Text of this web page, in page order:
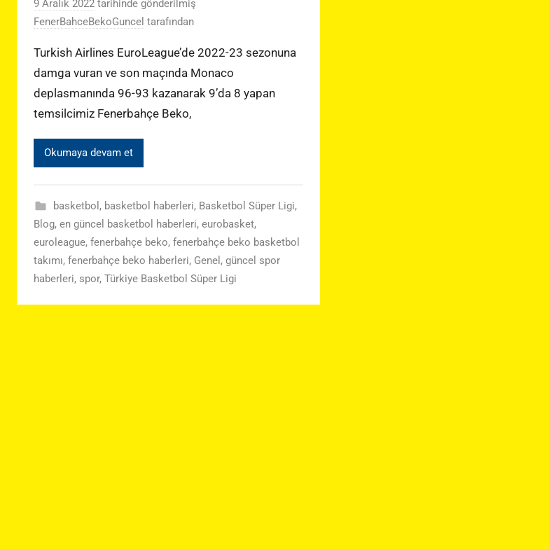
9 Aralık 2022 tarihinde gönderilmiş
FenerBahceBekoGuncel tarafından
Turkish Airlines EuroLeague’de 2022-23 sezonuna
damga vuran ve son maçında Monaco
deplasmanında 96-93 kazanarak 9’da 8 yapan
temsilcimiz Fenerbahçe Beko,
Okumaya devam et
basketbol , basketbol haberleri, Basketbol Süper Ligi,
Blog, en güncel basketbol haberleri, eurobasket,
euroleague, fenerbahçe beko, fenerbahçe beko basketbol
takımı, fenerbahçe beko haberleri, Genel , güncel spor
haberleri, spor, Türkiye Basketbol Süper Ligi